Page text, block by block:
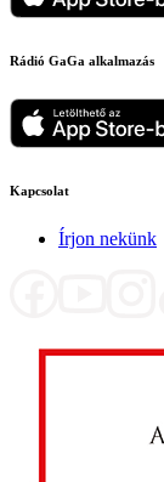
Rádió GaGa alkalmazás
Kapcsolat
Írjon nekünk